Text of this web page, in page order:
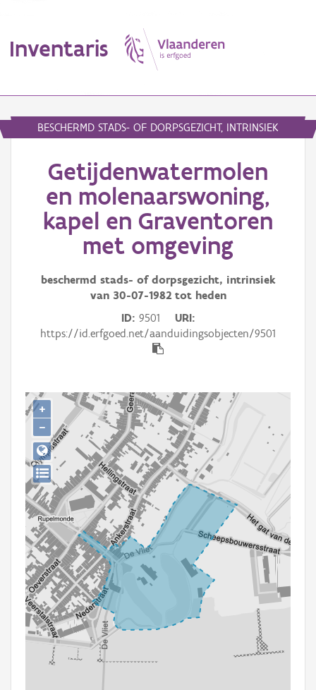
Inventaris
Erfgoedobject
Aanduidingsobject
Waarneming
Aanmelden
BESCHERMD STADS- OF DORPSGEZICHT, INTRINSIEK
Getijdenwatermolen
en molenaarswoning,
kapel en Graventoren
met omgeving
beschermd stads- of dorpsgezicht, intrinsiek
van 30-07-1982tot heden
ID 9501
URI
https://id.erfgoed.net/aanduidingsobjecten/9501
+
−